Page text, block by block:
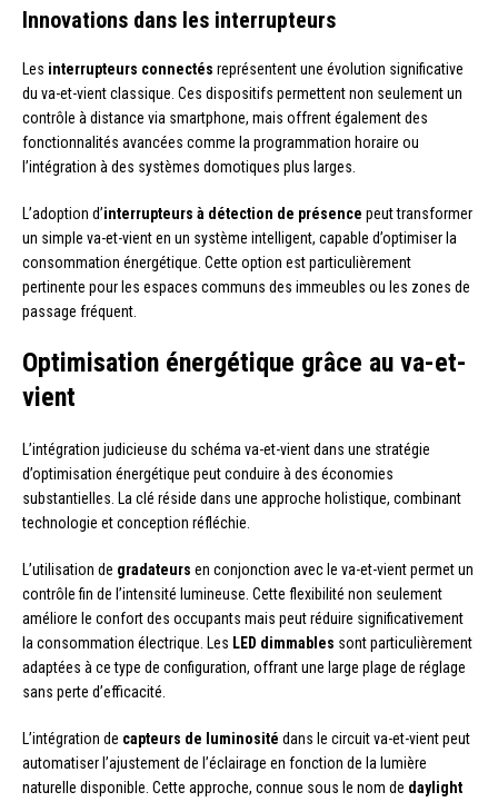
Innovations dans les interrupteurs
Les interrupteurs connectés représentent une évolution significative
du va-et-vient classique. Ces dispositifs permettent non seulement un
contrôle à distance via smartphone, mais offrent également des
fonctionnalités avancées comme la programmation horaire ou
l’intégration à des systèmes domotiques plus larges.
L’adoption d’interrupteurs à détection de présence peut transformer
un simple va-et-vient en un système intelligent, capable d’optimiser la
consommation énergétique. Cette option est particulièrement
pertinente pour les espaces communs des immeubles ou les zones de
passage fréquent.
Optimisation énergétique grâce au va-et-
vient
L’intégration judicieuse du schéma va-et-vient dans une stratégie
d’optimisation énergétique peut conduire à des économies
substantielles. La clé réside dans une approche holistique, combinant
technologie et conception réfléchie.
L’utilisation de gradateurs en conjonction avec le va-et-vient permet un
contrôle fin de l’intensité lumineuse. Cette flexibilité non seulement
améliore le confort des occupants mais peut réduire significativement
la consommation électrique. Les LED dimmables sont particulièrement
adaptées à ce type de configuration, offrant une large plage de réglage
sans perte d’efficacité.
L’intégration de capteurs de luminosité dans le circuit va-et-vient peut
automatiser l’ajustement de l’éclairage en fonction de la lumière
naturelle disponible. Cette approche, connue sous le nom de daylight